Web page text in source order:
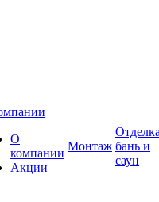
О
компании
Акции
Монтаж бань и
саун